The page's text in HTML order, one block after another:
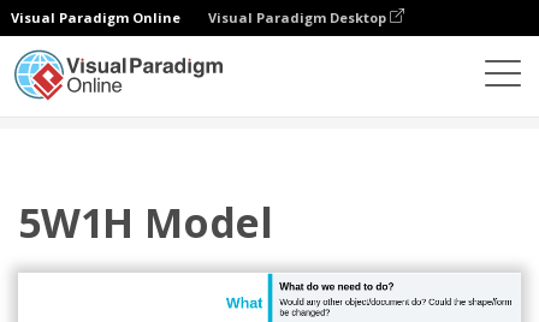
Visual Paradigm Online Visual Paradigm Desktop
5W1H Model